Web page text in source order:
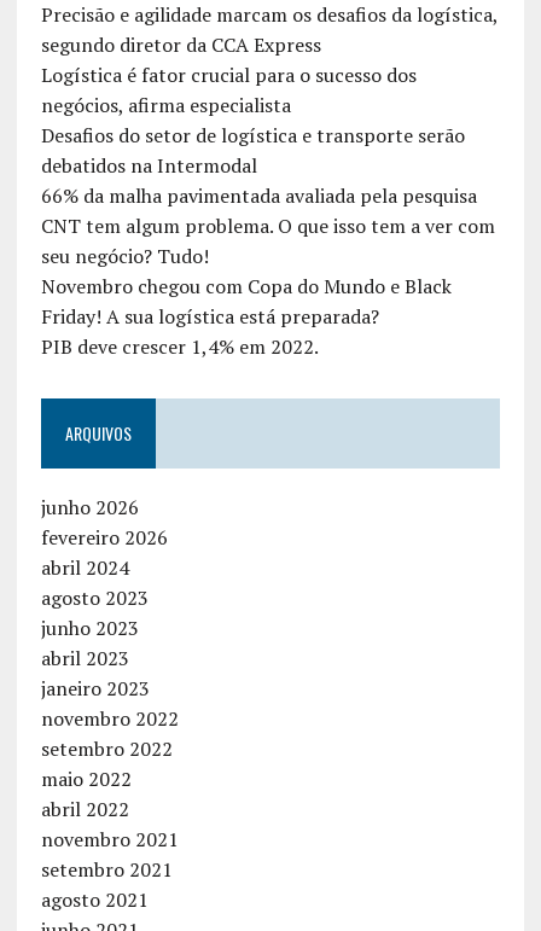
Precisão e agilidade marcam os desafios da logística,
segundo diretor da CCA Express
Logística é fator crucial para o sucesso dos
negócios, afirma especialista
Desafios do setor de logística e transporte serão
debatidos na Intermodal
66% da malha pavimentada avaliada pela pesquisa
CNT tem algum problema. O que isso tem a ver com
seu negócio? Tudo!
Novembro chegou com Copa do Mundo e Black
Friday! A sua logística está preparada?
PIB deve crescer 1,4% em 2022.
ARQUIVOS
junho 2026
fevereiro 2026
abril 2024
agosto 2023
junho 2023
abril 2023
janeiro 2023
novembro 2022
setembro 2022
maio 2022
abril 2022
novembro 2021
setembro 2021
agosto 2021